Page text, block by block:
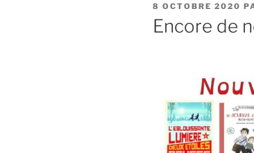
PUBLIÉ
LE
8 OCTOBRE 2020
Encore de